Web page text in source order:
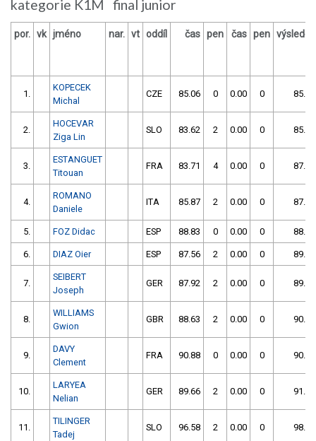
kategorie K1M final junior
por. vk jméno nar. vt oddíl čas pen čas pen výsledek
1.
KOPECEK
Michal
CZE 85.06 0 0.00 0 85.06
2.
HOCEVAR
Ziga Lin
SLO 83.62 2 0.00 0 85.62
3.
ESTANGUET
Titouan
FRA 83.71 4 0.00 0 87.71
4.
ROMANO
Daniele
ITA 85.87 2 0.00 0 87.87
5. FOZ Didac ESP 88.83 0 0.00 0 88.83
6. DIAZ Oier ESP 87.56 2 0.00 0 89.56
7.
SEIBERT
Joseph
GER 87.92 2 0.00 0 89.92
8.
WILLIAMS
Gwion
GBR 88.63 2 0.00 0 90.63
9.
DAVY
Clement
FRA 90.88 0 0.00 0 90.88
10.
LARYEA
Nelian
GER 89.66 2 0.00 0 91.66
11.
TILINGER
Tadej
SLO 96.58 2 0.00 0 98.58